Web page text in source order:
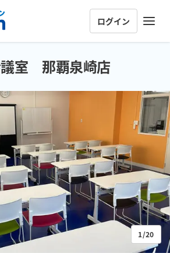
ログイン
1/20
室 那覇泉崎店